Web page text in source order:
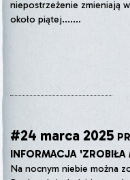
niepostrzeżenie zmieniają
około piątej.......
#24 marca 2025
INFORMACJA
Na nocnym niebie można